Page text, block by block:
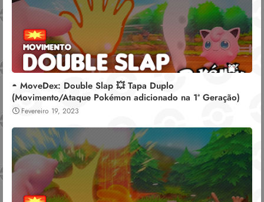
◓ MoveDex: Double Slap 💥 Tapa Duplo
(Movimento/Ataque Pokémon adicionado na 1ª Geração)
Fevereiro 19, 2023